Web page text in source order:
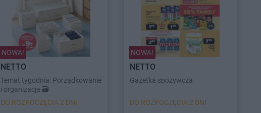
NOWA!
NETTO
Temat tygodnia: Porządkowanie
i organizacja 🗃️
DO ROZPOCZĘCIA 2 DNI
NOWA!
NETTO
Gazetka spożywcza
DO ROZPOCZĘCIA 2 DNI